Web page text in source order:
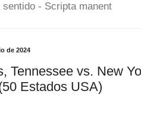
sentido - Scripta manent
de 2024
Tennessee vs. New
Estados USA)